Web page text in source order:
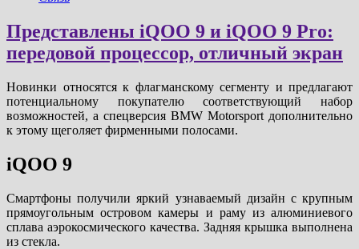
Представлены iQOO 9 и iQOO 9 Pro:
передовой процессор, отличный экран
Новинки относятся к флагманскому сегменту и предлагают
потенциальному покупателю соответствующий набор
возможностей, а спецверсия BMW Motorsport дополнительно
к этому щеголяет фирменными полосами.
iQOO 9
Смартфоны получили яркий узнаваемый дизайн с крупным
прямоугольным островом камеры и раму из алюминиевого
сплава аэрокосмического качества. Задняя крышка выполнена
из стекла.